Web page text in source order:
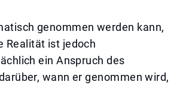
genommen werden kann,
Realität ist jedoch
ein Anspruch des
wann er genommen wird,